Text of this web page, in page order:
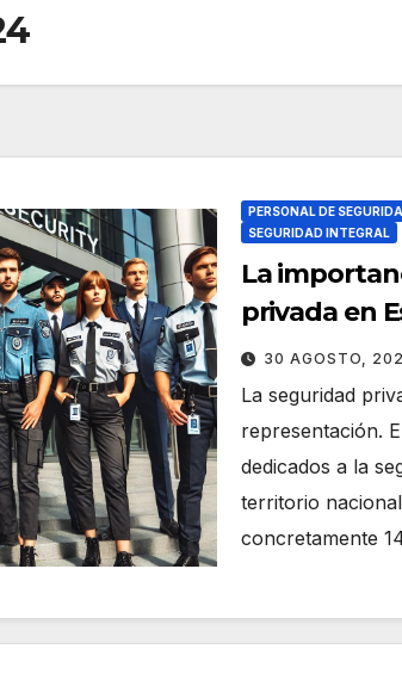
PERSONAL DE
SEGURIDAD INTEGRAL
La
privada en
30 AGOSTO,
La seguridad
representación.
dedicados a la
territorio
concretamente